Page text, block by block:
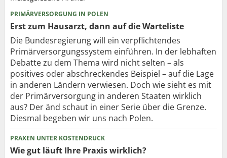
PRIMÄRVERSORGUNG IN POLEN
Erst zum Hausarzt, dann auf die Warteliste
Die Bundesregierung will ein verpflichtendes
Primärversorgungssystem einführen. In der lebhaften
Debatte zu dem Thema wird nicht selten – als
positives oder abschreckendes Beispiel – auf die Lage
in anderen Ländern verwiesen. Doch wie sieht es mit
der Primärversorgung in anderen Staaten wirklich
aus? Der änd schaut in einer Serie über die Grenze.
Diesmal begeben wir uns nach Polen.
PRAXEN UNTER KOSTENDRUCK
Wie gut läuft Ihre Praxis wirklich?